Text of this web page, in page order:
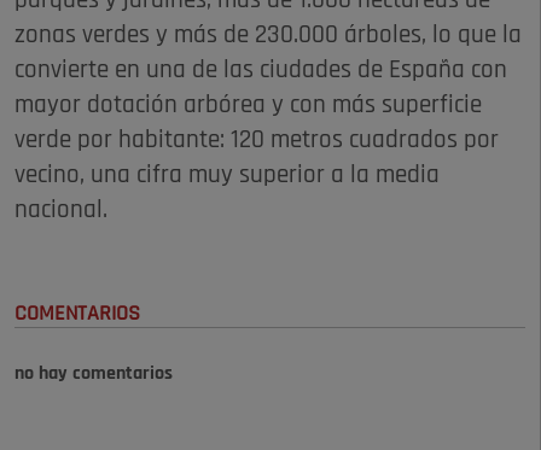
zonas verdes y más de 230.000 árboles, lo que la
convierte en una de las ciudades de España con
mayor dotación arbórea y con más superficie
verde por habitante: 120 metros cuadrados por
vecino, una cifra muy superior a la media
nacional.
COMENTARIOS
no hay comentarios